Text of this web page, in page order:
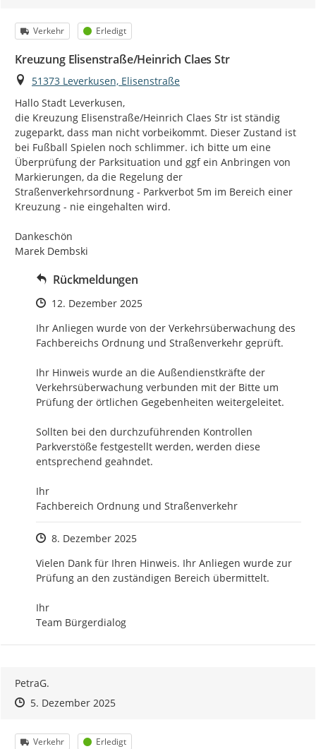
Kategorie
Verkehr Status
Erledigt
Kreuzung Elisenstraße/Heinrich Claes Str
Ort
51373 Leverkusen, Elisenstraße
Hallo Stadt Leverkusen,
die Kreuzung Elisenstraße/Heinrich Claes Str ist ständig
zugeparkt, dass man nicht vorbeikommt. Dieser Zustand ist
bei Fußball Spielen noch schlimmer. ich bitte um eine
Überprüfung der Parksituation und ggf ein Anbringen von
Markierungen, da die Regelung der
Straßenverkehrsordnung - Parkverbot 5m im Bereich einer
Kreuzung - nie eingehalten wird.
Dankeschön
Marek Dembski
Rückmeldungen
Zeitpunkt des Erstellens
12. Dezember 2025
Ihr Anliegen wurde von der Verkehrsüberwachung des
Fachbereichs Ordnung und Straßenverkehr geprüft.
Ihr Hinweis wurde an die Außendienstkräfte der
Verkehrsüberwachung verbunden mit der Bitte um
Prüfung der örtlichen Gegebenheiten weitergeleitet.
Sollten bei den durchzuführenden Kontrollen
Parkverstöße festgestellt werden, werden diese
entsprechend geahndet.
Ihr
Fachbereich Ordnung und Straßenverkehr
Zeitpunkt des Erstellens
8. Dezember 2025
Vielen Dank für Ihren Hinweis. Ihr Anliegen wurde zur
Prüfung an den zuständigen Bereich übermittelt.
Ihr
Team Bürgerdialog
PetraG.
Zeitpunkt des Erstellens
Zeitpunkt des Erstellens
5. Dezember 2025Zur Äußerung
Kategorie
Verkehr Status
Erledigt